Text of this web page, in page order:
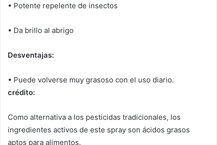
• Potente repelente de insectos
• Da brillo al abrigo
Desventajas:
• Puede volverse muy grasoso con el uso diario.
crédito:
Como alternativa a los pesticidas tradicionales, los
ingredientes activos de este spray son ácidos grasos
aptos para alimentos.